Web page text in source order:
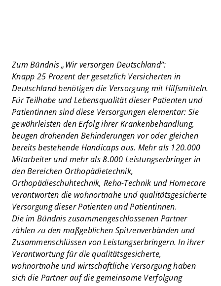
Zum Bündnis „Wir versorgen Deutschland“:
Knapp 25 Prozent der gesetzlich Versicherten in
Deutschland benötigen die Versorgung mit Hilfsmitteln.
Für Teilhabe und Lebensqualität dieser Patienten und
Patientinnen sind diese Versorgungen elementar: Sie
gewährleisten den Erfolg ihrer Krankenbehandlung,
beugen drohenden Behinderungen vor oder gleichen
bereits bestehende Handicaps aus. Mehr als 120.000
Mitarbeiter und mehr als 8.000 Leistungserbringer in
den Bereichen Orthopädietechnik,
Orthopädieschuhtechnik, Reha-Technik und Homecare
verantworten die wohnortnahe und qualitätsgesicherte
Versorgung dieser Patienten und Patientinnen.
Die im Bündnis zusammengeschlossenen Partner
zählen zu den maßgeblichen Spitzenverbänden und
Zusammenschlüssen von Leistungserbringern. In ihrer
Verantwortung für die qualitätsgesicherte,
wohnortnahe und wirtschaftliche Versorgung haben
sich die Partner auf die gemeinsame Verfolgung